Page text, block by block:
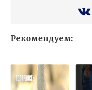
Рекомендуем: